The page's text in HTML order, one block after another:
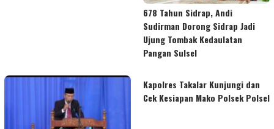
678 Tahun Sidrap, Andi
Sudirman Dorong Sidrap Jadi
Ujung Tombak Kedaulatan
Pangan Sulsel
Kapolres Takalar Kunjungi dan
Cek Kesiapan Mako Polsek Polsel